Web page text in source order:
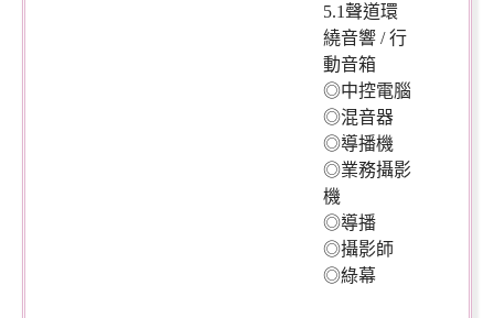
5.1聲道環
繞音響 / 行
動音箱
◎中控電腦
◎混音器
◎導播機
◎業務攝影
機
◎導播
◎攝影師
◎綠幕